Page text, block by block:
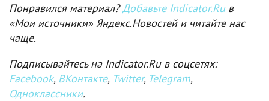
Понравился материал?Добавьте Indicator.Ruв
«Мои источники» Яндекс.Новостей и читайте нас
чаще.
Подписывайтесь на Indicator.Ru в соцсетях:
Facebook, ВКонтакте, Twitter, Telegram,
Одноклассники.